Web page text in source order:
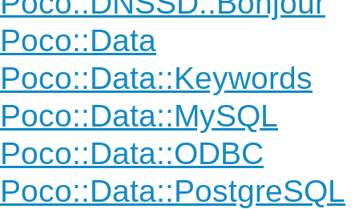
Poco::Data
Poco::Data::Keywords
Poco::Data::MySQL
Poco::Data::ODBC
Poco::Data::PostgreSQL